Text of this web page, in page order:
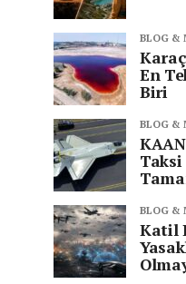
BLOG &
En
Biri
BLOG &
Taksi
BLOG &
Katil